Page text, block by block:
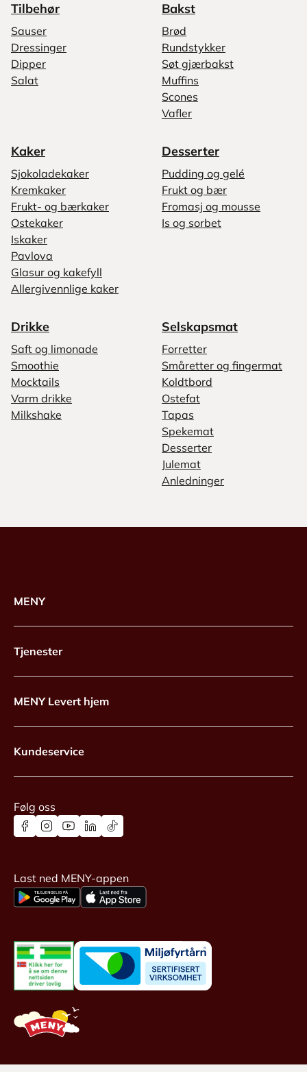
Tilbehør
Sauser
Dressinger
Dipper
Salat
Bakst
Brød
Rundstykker
Søt gjærbakst
Muffins
Scones
Vafler
Kaker
Sjokoladekaker
Kremkaker
Frukt- og bærkaker
Ostekaker
Iskaker
Pavlova
Glasur og kakefyll
Allergivennlige kaker
Desserter
Pudding og gelé
Frukt og bær
Fromasj og mousse
Is og sorbet
Drikke
Saft og limonade
Smoothie
Mocktails
Varm drikke
Milkshake
Selskapsmat
Forretter
Småretter og fingermat
Koldtbord
Ostefat
Tapas
Spekemat
Desserter
Julemat
Anledninger
MENY
Tjenester
MENY Levert hjem
Kundeservice
Følg oss
Last ned MENY-appen